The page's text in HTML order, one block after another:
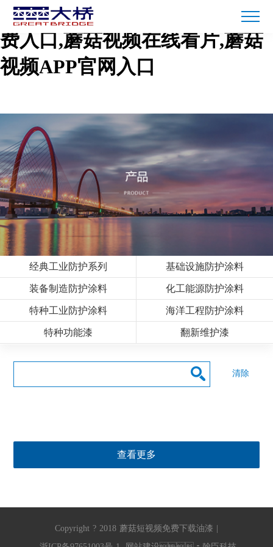
蘑菇短视频免费下载,蘑菇TV免
费入口,蘑菇视频在线看片,蘑菇
视频APP官网入口
经典工业防护系列 基础设施防护涂料
装备制造防护涂料 化工能源防护涂料
特种工业防护涂料 海洋工程防护涂料
特种功能漆 翻新维护漆
清除
查看更多
Copyright ? 2018 蘑菇短视频免费下载油漆